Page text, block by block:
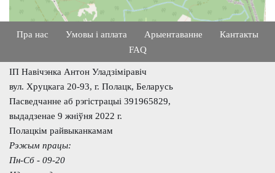
Пра нас Умовы і аплата Арыентаванне
Кантакты
FAQ
ІП Навічэнка Антон Уладзіміравіч
вул. Хруцкага 20-93, г. Полацк, Беларусь
Пасведчанне аб рэгістрацыі 391965829,
выдадзенае 9 жніўня 2022 г.
Полацкім райвыканкамам
Рэжым працы:
Пн-Сб - 09-20